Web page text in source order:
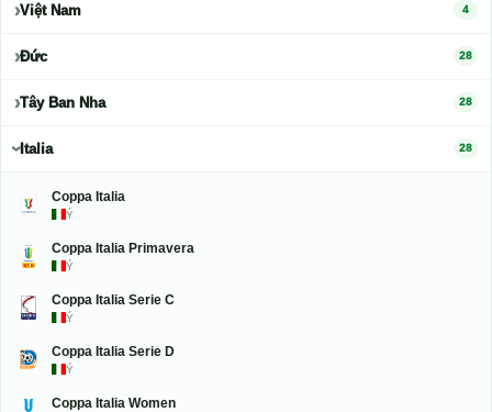
Việt Nam 4
Đức 28
Tây Ban Nha 28
Italia 28
Coppa Italia
Ý
Coppa Italia Primavera
Ý
Coppa Italia Serie C
Ý
Coppa Italia Serie D
Ý
Coppa Italia Women